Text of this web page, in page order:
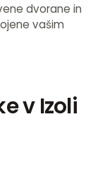
dvorane in
vašim
v Izoli